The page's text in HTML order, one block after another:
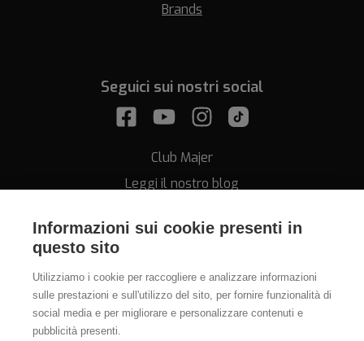
Informazioni sui cookie presenti in
questo sito
Utilizziamo i cookie per raccogliere e analizzare informazioni
sulle prestazioni e sull'utilizzo del sito, per fornire funzionalità di
social media e per migliorare e personalizzare contenuti e
pubblicità presenti.
Brands
Seguici sui nostri social
Club Majer
Leggi il nostro blog
Assistenza